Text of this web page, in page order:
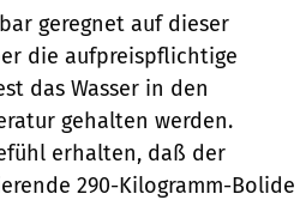
geregnet auf dieser
die aufpreispflichtige
das Wasser in den
gehalten werden.
erhalten, daß der
290-Kilogramm-Bolide